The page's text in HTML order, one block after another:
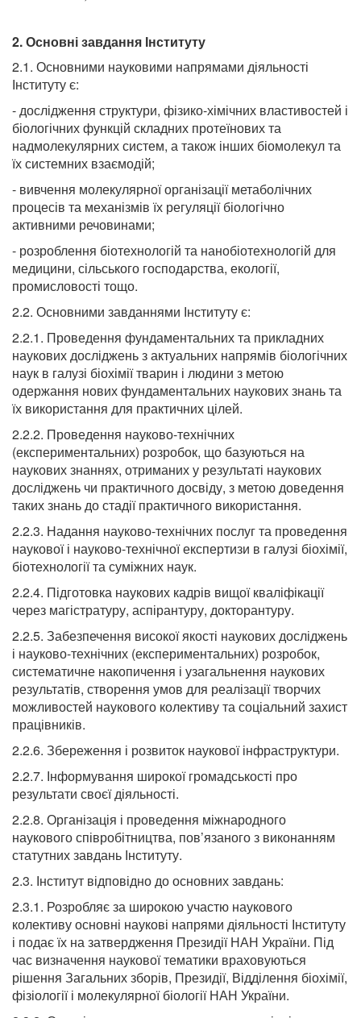
2. Основні завдання Інституту
2.1. Основними науковими напрямами діяльності
Інституту є:
- дослідження структури, фізико-хімічних властивостей і
біологічних функцій складних протеїнових та
надмолекулярних систем, а також інших біомолекул та
їх системних взаємодій;
- вивчення молекулярної організації метаболічних
процесів та механізмів їх регуляції біологічно
активними речовинами;
- розроблення біотехнологій та нанобіотехнологій для
медицини, сільського господарства, екології,
промисловості тощо.
2.2. Основними завданнями Інституту є:
2.2.1. Проведення фундаментальних та прикладних
наукових досліджень з актуальних напрямів біологічних
наук в галузі біохімії тварин і людини з метою
одержання нових фундаментальних наукових знань та
їх використання для практичних цілей.
2.2.2. Проведення науково-технічних
(експериментальних) розробок, що базуються на
наукових знаннях, отриманих у результаті наукових
досліджень чи практичного досвіду, з метою доведення
таких знань до стадії практичного використання.
2.2.3. Надання науково-технічних послуг та проведення
наукової і науково-технічної експертизи в галузі біохімії,
біотехнології та суміжних наук.
2.2.4. Підготовка наукових кадрів вищої кваліфікації
через магістратуру, аспірантуру, докторантуру.
2.2.5. Забезпечення високої якості наукових досліджень
і науково-технічних (експериментальних) розробок,
систематичне накопичення і узагальнення наукових
результатів, створення умов для реалізації творчих
можливостей наукового колективу та соціальний захист
працівників.
2.2.6. Збереження і розвиток наукової інфраструктури.
2.2.7. Інформування широкої громадськості про
результати своєї діяльності.
2.2.8. Організація і проведення міжнародного
наукового співробітництва, пов’язаного з виконанням
статутних завдань Інституту.
2.3. Інститут відповідно до основних завдань:
2.3.1. Розробляє за широкою участю наукового
колективу основні наукові напрями діяльності Інституту
і подає їх на затвердження Президії НАН України. Під
час визначення наукової тематики враховуються
рішення Загальних зборів, Президії, Відділення біохімії,
фізіології і молекулярної біології НАН України.